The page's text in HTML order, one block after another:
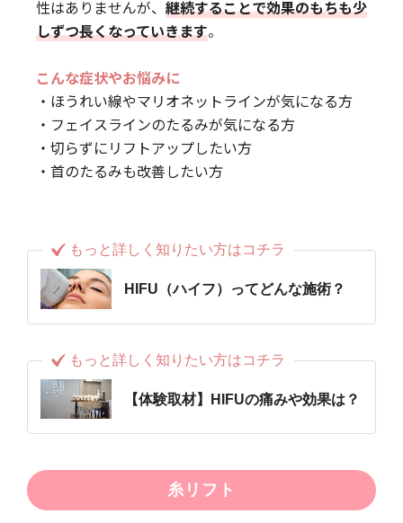
性はありませんが、 継続することで効果のもちも少
しずつ長くなっていきます。
こんな症状やお悩みに
・ほうれい線やマリオネットラインが気になる方
・フェイスラインのたるみが気になる方
・切らずにリフトアップしたい方
・首のたるみも改善したい方
もっと詳しく知りたい方はコチラ
HIFU（ハイフ）ってどんな施術？
もっと詳しく知りたい方はコチラ
【体験取材】HIFUの痛みや効果は？
糸リフト